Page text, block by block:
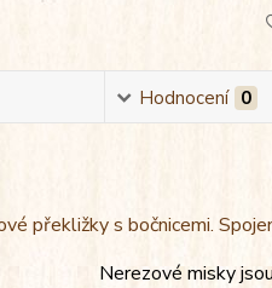
Hodnocení 0
překližky s bočnicemi.
Nerezové misky